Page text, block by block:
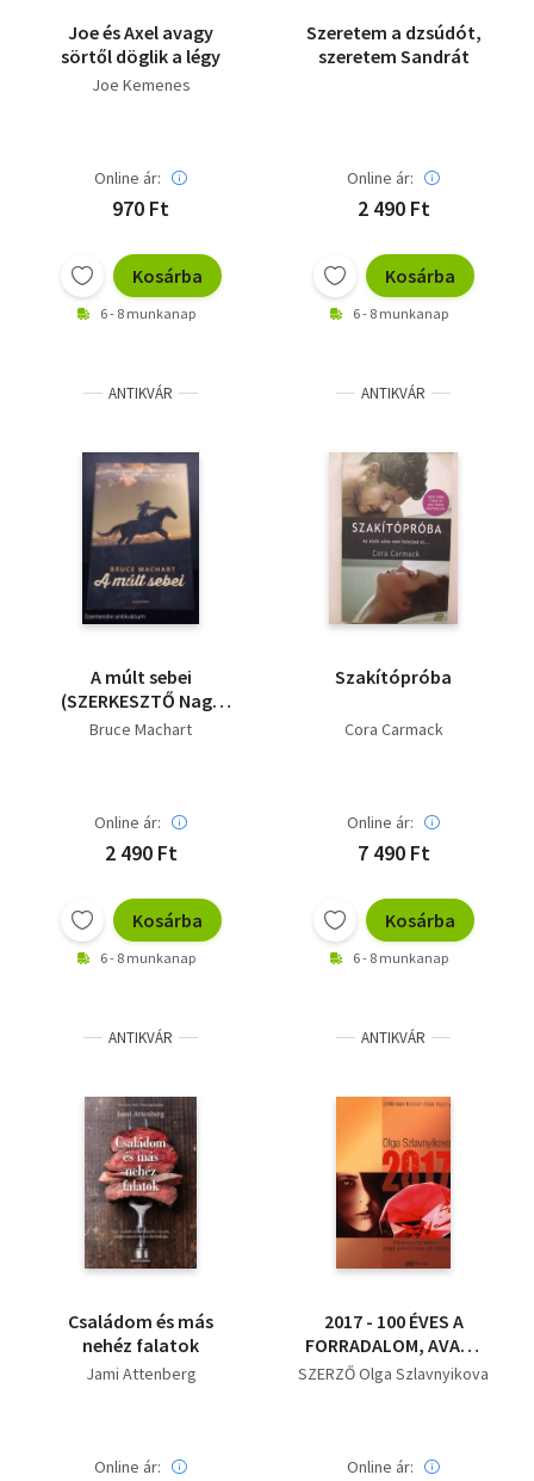
Joe és Axel avagy
sörtől döglik a légy
Joe Kemenes
Online ár:
970 Ft
Kosárba
6 - 8 munkanap
Szeretem a dzsúdót,
szeretem Sandrát
Online ár:
2 490 Ft
Kosárba
6 - 8 munkanap
ANTIKVÁR
A múlt sebei
(SZERKESZTŐ Nagy
Boglárka) - (Saját
Bruce Machart
Online ár:
2 490 Ft
Kosárba
6 - 8 munkanap
ANTIKVÁR
Szakítópróba
Cora Carmack
Online ár:
7 490 Ft
Kosárba
6 - 8 munkanap
ANTIKVÁR
Családom és más
nehéz falatok
Jami Attenberg
Online ár:
ANTIKVÁR
2017 - 100 ÉVES A
FORRADALOM, AVAGY
SZEREZD MEG, AMIT
SZERZŐ Olga Szlavnyikova
Online ár: